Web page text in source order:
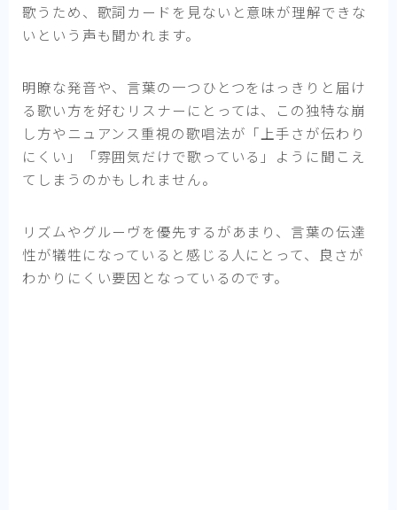
歌うため、歌詞カードを見ないと意味が理解できな
いという声も聞かれます。
明瞭な発音や、言葉の一つひとつをはっきりと届け
る歌い方を好むリスナーにとっては、この独特な崩
し方やニュアンス重視の歌唱法が「上手さが伝わり
にくい」「雰囲気だけで歌っている」ように聞こえ
てしまうのかもしれません。
リズムやグルーヴを優先するがあまり、言葉の伝達
性が犠牲になっていると感じる人にとって、良さが
わかりにくい要因となっているのです。